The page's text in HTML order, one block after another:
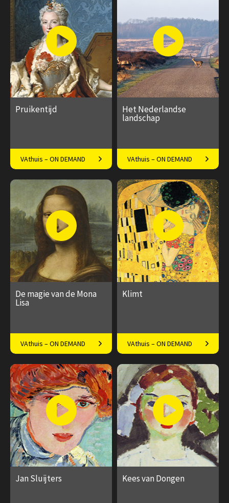
€ 17.50
4
afleveringen
Speeltijd 1 uur
Speeltijd 1 uur
Pruikentijd
€ 17.50
4
afleveringen
Speeltijd 1 uur
VAthuis – ON DEMAND
Het Nederlandse
landschap
€ 169.00
33
afleveringen
Speeltijd 10 uur
VAthuis – ON DEMAND
De magie van de Mona
Lisa
€ 17.50
4
afleveringen
Speeltijd 1 uur
VAthuis – ON DEMAND
Klimt
€ 17.50
4
afleveringen
Speeltijd 1 uur
VAthuis – ON DEMAND
Jan Sluijters Kees van Dongen